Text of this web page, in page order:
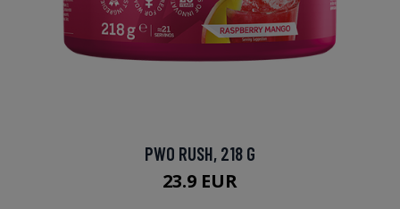
PWO RUSH, 218 G
23.9 EUR